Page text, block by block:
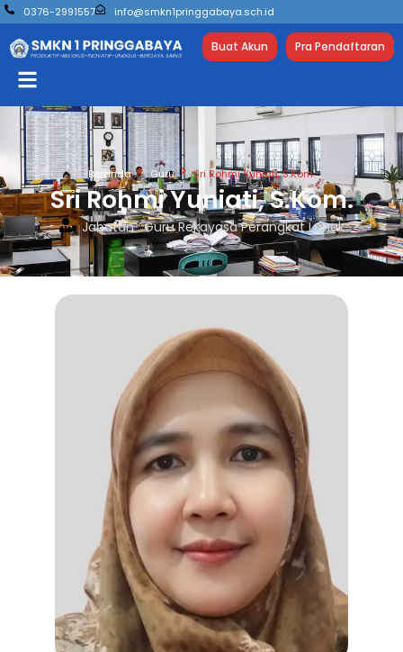
0376-2991557 info@smkn1pringgabaya.sch.id
Buat Akun Pra Pendaftaran
Beranda Guru Sri Rohmi Yuniati, S.Kom.
Sri Rohmi Yuniati, S.Kom.
Jabatan : Guru Rekayasa Perangkat Lunak